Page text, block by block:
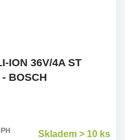
ION 36V/4A ST
BOSCH
Skladem > 10 ks